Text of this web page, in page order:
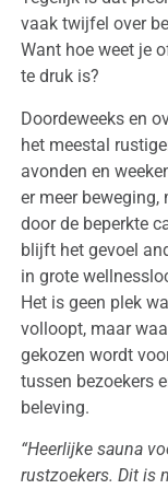
vaak twijfel over
Want hoe weet je
te druk is?
Doordeweeks en
het meestal
avonden en
er meer beweging,
door de beperkte
blijft het gevoel
in grote
Het is geen plek
volloopt, maar
gekozen wordt
tussen bezoekers
beleving.
“Heerlijke sauna
rustzoekers. Dit is